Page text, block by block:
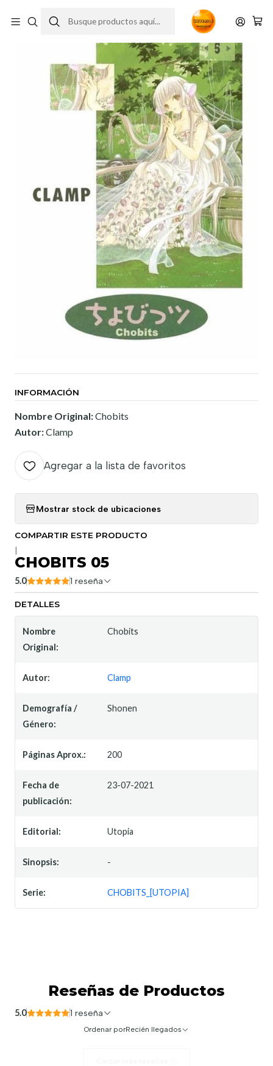
INFORMACIÓN
Nombre Original:Chobits
Autor:Clamp
Agregar a la lista de favoritos
Mostrar stock de ubicaciones
COMPARTIR ESTE PRODUCTO
CHOBITS 05
5.0 1 reseña
DETALLES
Nombre
Original:
Chobits
Autor: Clamp
Demografía /
Género:
Shonen
Páginas Aprox.: 200
Fecha de
publicación:
23-07-2021
Editorial: Utopia
Sinopsis: -
Serie: CHOBITS_[UTOPIA]
Reseñas de Productos
5.0 1 reseña
Ordenar porRecién llegados